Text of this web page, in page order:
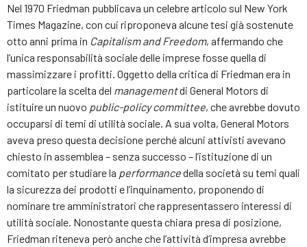
Nel 1970 Friedman pubblicava un celebre articolo sul New York
Times Magazine, con cui riproponeva alcune tesi già sostenute
otto anni prima in Capitalism and Freedom, affermando che
l’unica responsabilità sociale delle imprese fosse quella di
massimizzare i profitti. Oggetto della critica di Friedman era in
particolare la scelta del managementdi General Motors di
istituire un nuovo public-policy committee, che avrebbe dovuto
occuparsi di temi di utilità sociale. A sua volta, General Motors
aveva preso questa decisione perché alcuni attivisti avevano
chiesto in assemblea – senza successo – l’istituzione di un
comitato per studiare la performancedella società su temi quali
la sicurezza dei prodotti e l’inquinamento, proponendo di
nominare tre amministratori che rappresentassero interessi di
utilità sociale. Nonostante questa chiara presa di posizione,
Friedman riteneva però anche che l’attività d’impresa avrebbe